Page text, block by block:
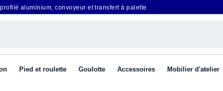
aluminium, convoyeur et transfert à palette
Pied et roulette Goulotte Accessoires Mobilier d'atelier